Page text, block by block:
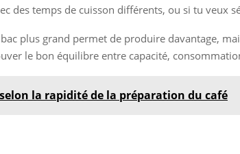
des temps de cuisson différents, ou si tu veux
plus grand permet de produire davantage,
le bon équilibre entre capacité,
la rapidité de la préparation du café